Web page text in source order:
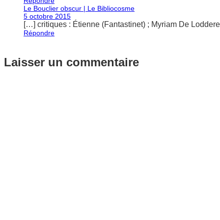
Le Bouclier obscur | Le Bibliocosme
5 octobre 2015
[…] critiques : Étienne (Fantastinet) ; Myriam De
Répondre
Laisser un commentaire